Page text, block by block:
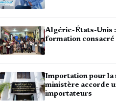
Algérie-États-Unis
formation
Importation pour la
ministère accorde
importateurs